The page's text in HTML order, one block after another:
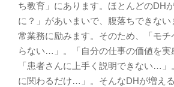
ち教育」にあります。ほとんどのDH
に？」があいまいで、腹落ちできない
常業務に励みます。そのため、「モ
らない…」。「自分の仕事の価値を実
「患者さんに上手く説明できない…
に関わるだけ…」。そんなDHが増える